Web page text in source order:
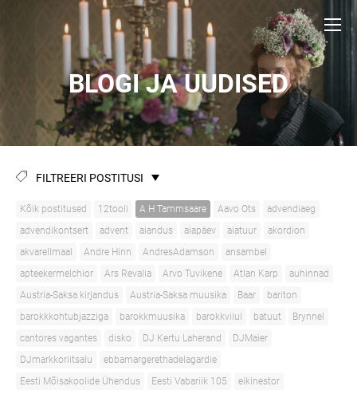
BLOGI JA UUDISED
FILTREERI POSTITUSI
Kõik postitused 12tooli A H Tammsaare Aavo Ots
advendiaeg
advendikontsert
advent aiandus aiapäev aiatuur
akordion
akvarellmaal
Andre Hinn AndresAdamson
ansambel
apteekermelchior
Ars Revalia Arvo Tuvikene Atlan Karp
auhinnad
Austria-Saksa kirjandus
Austria-Saksa muusika Baar
bariton
barokkkohtubjazziga
barokkmuusika barokkviiul batuut
Brynnel
cantores vagantes
disko DJ Kertu Laherand
DJMaier
DJmarkkoriitsalu
ebbamargerethadelagardie
Eesti Mõisakoolide Ühendus
Eesti Vabariik 105
eikinestor